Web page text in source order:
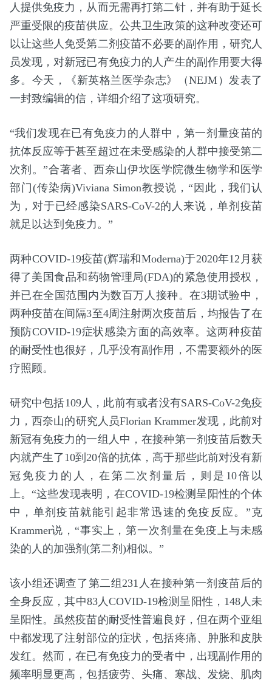
人提供免疫力，从而无需再打第二针，并有助于延长
严重受限的疫苗供应。公共卫生政策的这种改变还可
以让这些人免受第二剂疫苗不必要的副作用，研究人
员发现，对新冠已有免疫力的人产生的副作用要大得
多。今天，《新英格兰医学杂志》（NEJM）发表了
一封致编辑的信，详细介绍了这项研究。
“我们发现在已有免疫力的人群中，第一剂量疫苗的
抗体反应等于甚至超过在未受感染的人群中接受第二
次剂。”合著者、西奈山伊坎医学院微生物学和医学
部门(传染病)Viviana Simon教授说，“因此，我们认
为，对于已经感染SARS-CoV-2的人来说，单剂疫苗
就足以达到免疫力。”
两种COVID-19疫苗(辉瑞和Moderna)于2020年12月获
得了美国食品和药物管理局(FDA)的紧急使用授权，
并已在全国范围内为数百万人接种。在3期试验中，
两种疫苗在间隔3至4周注射两次疫苗后，均报告了在
预防COVID-19症状感染方面的高效率。这两种疫苗
的耐受性也很好，几乎没有副作用，不需要额外的医
疗照顾。
研究中包括109人，此前有或者没有SARS-CoV-2免疫
力，西奈山的研究人员Florian Krammer发现，此前对
新冠有免疫力的一组人中，在接种第一剂疫苗后数天
内就产生了10到20倍的抗体，高于那些此前对没有新
冠免疫力的人，在第二次剂量后，则是10倍以
上。“这些发现表明，在COVID-19检测呈阳性的个体
中，单剂疫苗就能引起非常迅速的免疫反应。”克
Krammer说，“事实上，第一次剂量在免疫上与未感
染的人的加强剂(第二剂)相似。”
该小组还调查了第二组231人在接种第一剂疫苗后的
全身反应，其中83人COVID-19检测呈阳性，148人未
呈阳性。虽然疫苗的耐受性普遍良好，但在两个亚组
中都发现了注射部位的症状，包括疼痛、肿胀和皮肤
发红。然而，在已有免疫力的受者中，出现副作用的
频率明显更高，包括疲劳、头痛、寒战、发烧、肌肉